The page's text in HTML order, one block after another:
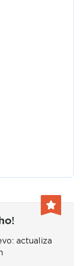
actualiza